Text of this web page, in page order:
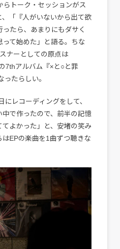
トーク・セッションがス
「『人がいないから出て欲
たら、あまりにもダサく
て始めた」と語る。ちな
ナーとしての原点は
7thアルバム『×と○と罪
たらしい。
レコーディングをして、
で作ったので、前半の記憶
よかった」と、安堵の笑み
EPの楽曲を1曲ずつ聴きな